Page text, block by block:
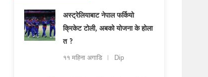
अस्ट्रेलियाबाट नेपाल फर्कियो
क्रिकेट टोली, अबको योजना के होला
त ?
११ महिना अगाडि Dip